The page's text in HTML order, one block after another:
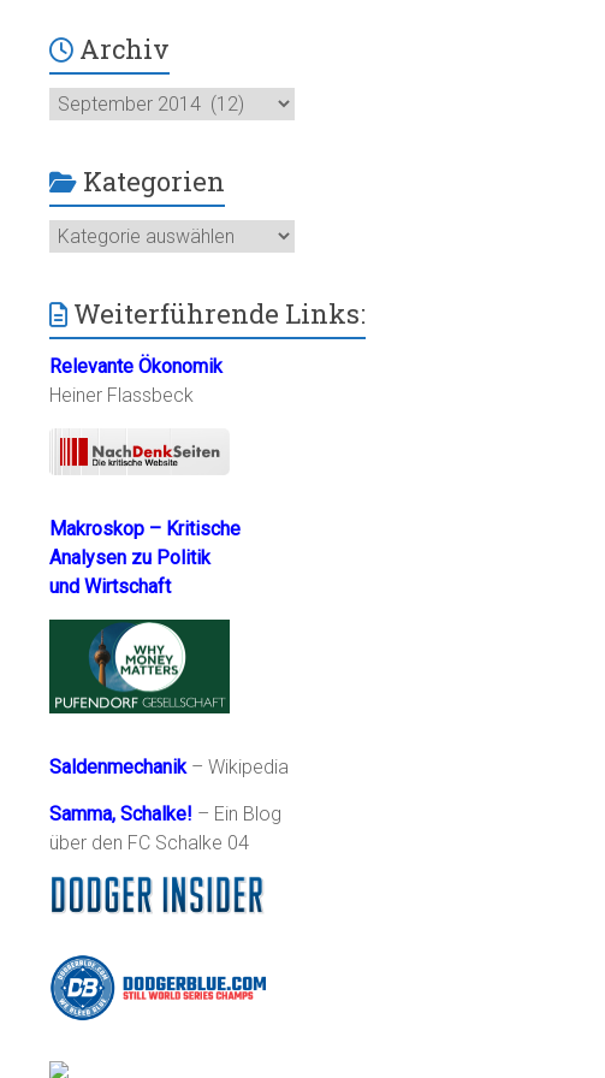
Archiv
Archiv
Kategorien
Kategorien
Weiterführende Links:
Relevante Ökonomik
Heiner Flassbeck
Makroskop – Kritische
Analysen zu Politik
und Wirtschaft
Saldenmechanik– Wikipedia
Samma, Schalke! – Ein Blog
über den FC Schalke 04